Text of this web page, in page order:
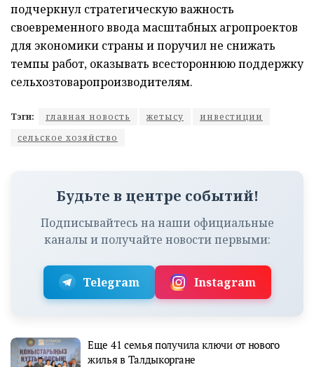
подчеркнул стратегическую важность
своевременного ввода масштабных агропроектов
для экономики страны и поручил не снижать
темпы работ, оказывать всестороннюю поддержку
сельхозтоваропроизводителям.
Тэги: главная новость жетысу
инвестиции
сельское хозяйство
Будьте в центре событий!
Подписывайтесь на наши официальные
каналы и получайте новости первыми:
Telegram Instagram
Еще 41 семья получила ключи от нового
жилья в Талдыкоргане